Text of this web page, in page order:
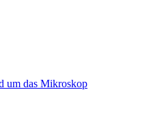
um das Mikroskop